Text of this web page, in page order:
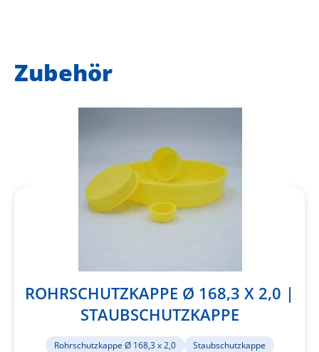
Zubehör
ROHRSCHUTZKAPPE Ø 168,3 X 2,0 |
STAUBSCHUTZKAPPE
Rohrschutzkappe Ø 168,3 x 2,0 Staubschutzkappe